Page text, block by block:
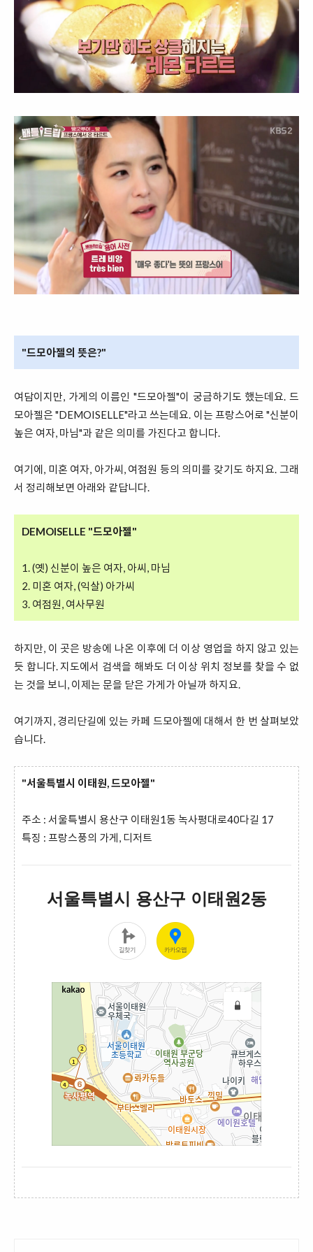
"드모아젤의 뜻은?"
여담이지만, 가게의 이름인 "드모아젤"이 궁금하기도 했는데요. 드
모아젤은 "DEMOISELLE"라고 쓰는데요. 이는 프랑스어로 "신분이
높은 여자, 마님"과 같은 의미를 가진다고 합니다.
여기에, 미혼 여자, 아가씨, 여점원 등의 의미를 갖기도 하지요. 그래
서 정리해보면 아래와 같답니다.
DEMOISELLE "드모아젤"
1. (옛) 신분이 높은 여자, 아씨, 마님
2. 미혼 여자, (익살) 아가씨
3. 여점원, 여사무원
하지만, 이 곳은 방송에 나온 이후에 더 이상 영업을 하지 않고 있는
듯 합니다. 지도에서 검색을 해봐도 더 이상 위치 정보를 찾을 수 없
는 것을 보니, 이제는 문을 닫은 가게가 아닐까 하지요.
여기까지, 경리단길에 있는 카페 드모아젤에 대해서 한 번 살펴보았
습니다.
"서울특별시 이태원, 드모아젤"
주소 : 서울특별시 용산구 이태원1동 녹사평대로40다길 17
특징 : 프랑스풍의 가게, 디저트